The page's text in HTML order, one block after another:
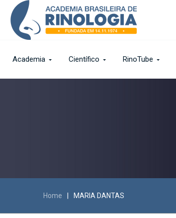
Academia Científico RinoTube
Home MARIA DANTAS